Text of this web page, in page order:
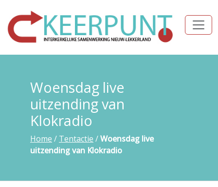
Woensdag live
uitzending van
Klokradio
Home / Tentactie /Woensdag live
uitzending van Klokradio